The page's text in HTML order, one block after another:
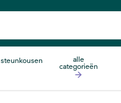
steunkousen
alle
categorieën